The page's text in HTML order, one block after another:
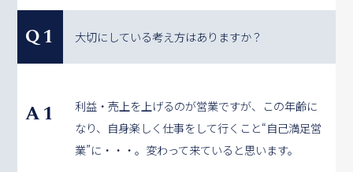
Q1 大切にしている考え方はありますか？
A1
利益・売上を上げるのが営業ですが、この年齢に
なり、自身楽しく仕事をして行くこと“自己満足営
業”に・・・。変わって来ていると思います。